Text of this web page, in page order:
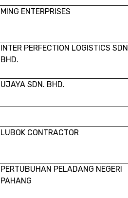
MING ENTERPRISES
INTER PERFECTION LOGISTICS SDN
BHD.
UJAYA SDN. BHD.
LUBOK CONTRACTOR
PERTUBUHAN PELADANG NEGERI
PAHANG